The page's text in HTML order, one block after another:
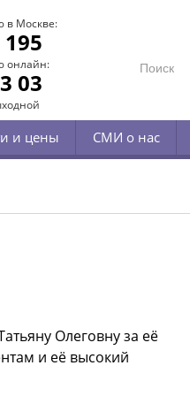
в Москве:
онлайн:
03
и цены СМИ о нас
Олеговну за её
и её высокий